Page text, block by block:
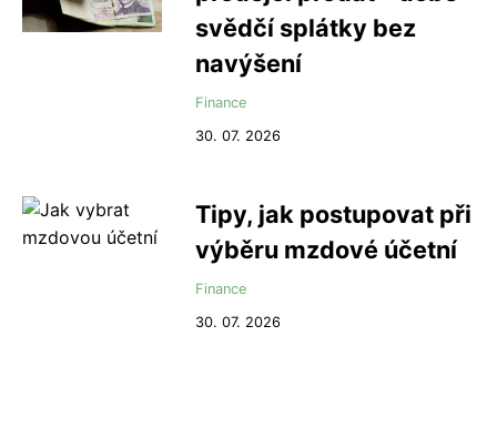
svědčí splátky bez
navýšení
Finance
30. 07. 2026
Tipy, jak postupovat při
výběru mzdové účetní
Finance
30. 07. 2026